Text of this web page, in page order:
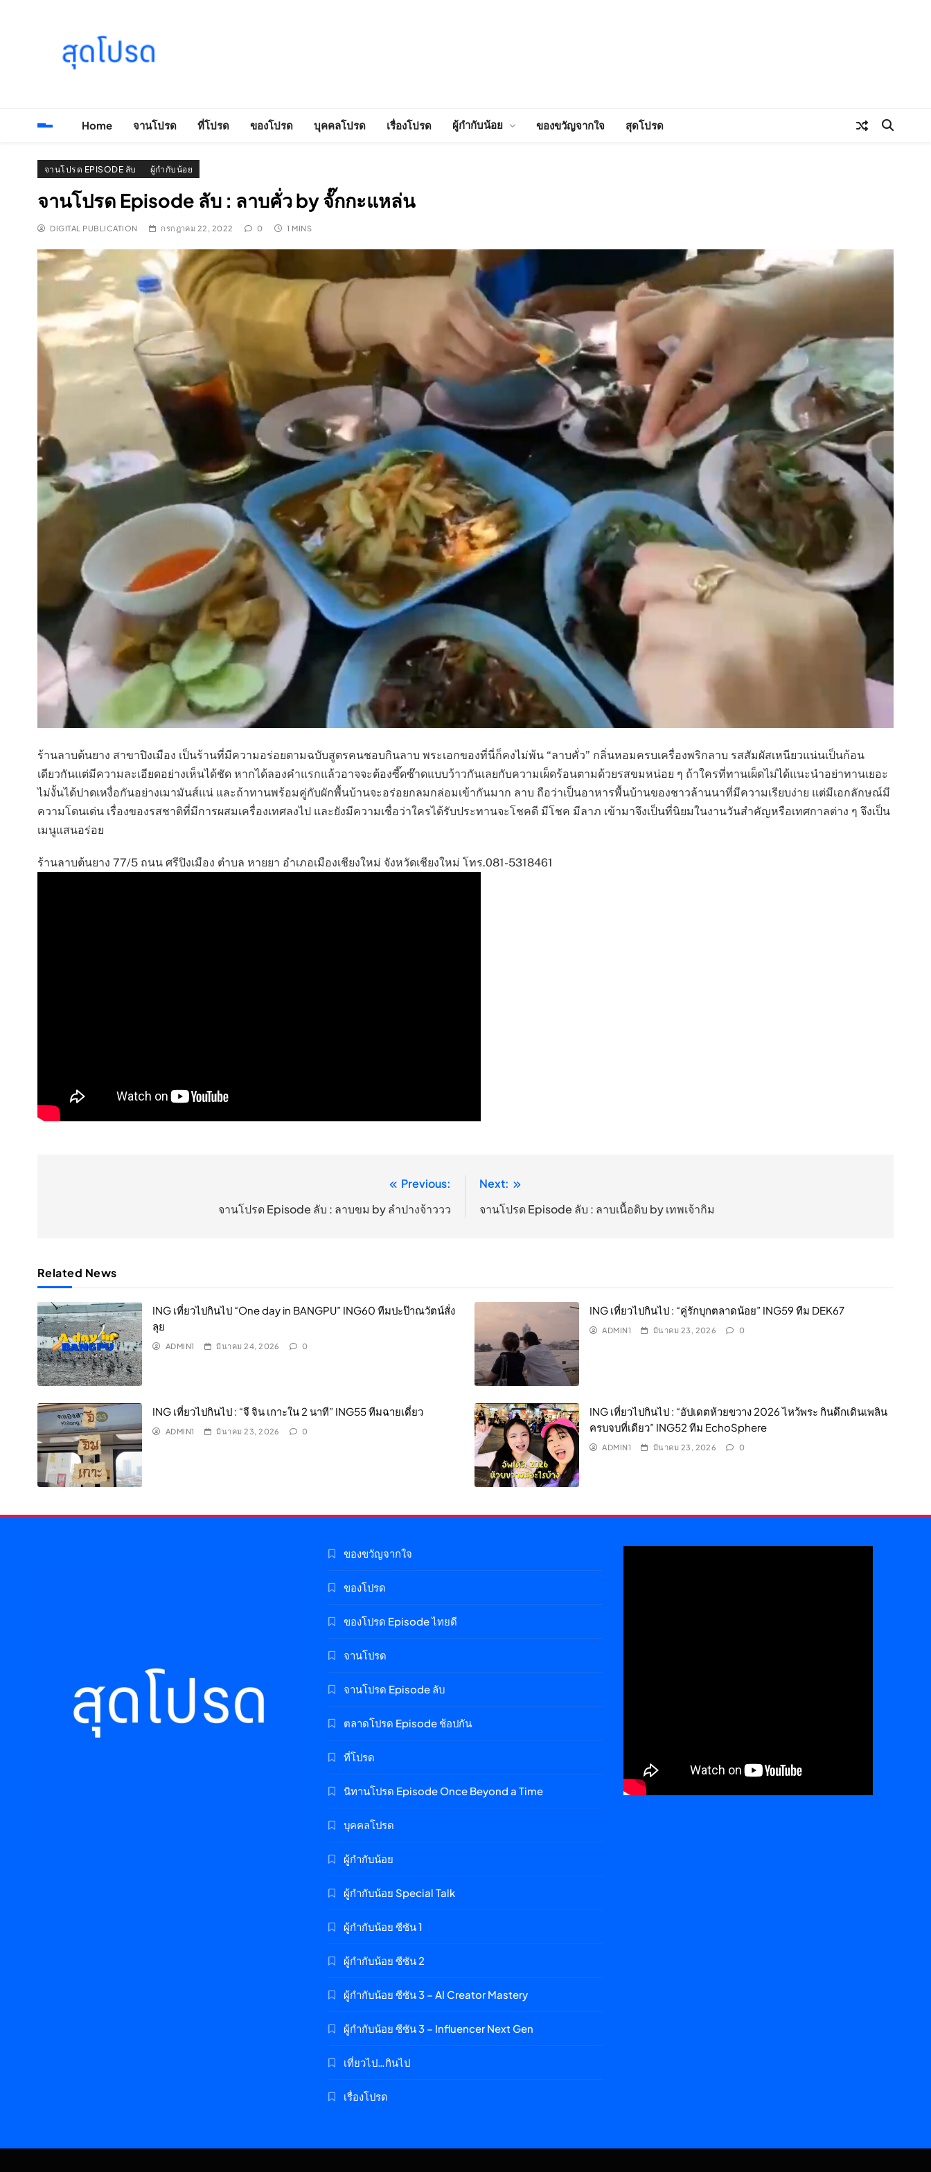
Home
จานโปรด ที่โปรด ของโปรด บุคคลโปรด เรื่องโปรด ผู้กำกับน้อย ของขวัญจากใจ สุดโปรด
จานโปรด EPISODE ลับ ผู้กำกับน้อย
จานโปรด Episode ลับ : ลาบคั่ว by จั๊กกะแหล่น
DIGITAL PUBLICATION กรกฎาคม 22, 2022 0 1 MINS
ร้านลาบต้นยาง สาขาปิงเมือง เป็นร้านที่มีความอร่อยตามฉบับสูตรคนชอบกินลาบ พระเอกของที่นี่ก็คงไม่พ้น “ลาบคั่ว” กลิ่นหอมครบเครื่องพริกลาบ รสสัมผัสเหนียวแน่นเป็นก้อน
เดียวกันแต่มีความละเอียดอย่างเห็นได้ชัด หากได้ลองคำแรกแล้วอาจจะต้องซี๊ดซ๊าดแบบว้าวกันเลยกับความเผ็ดร้อนตามด้วยรสขมหน่อย ๆ ถ้าใครที่ทานเผ็ดไม่ได้แนะนำอย่าทานเยอะ
ไม่งั้นได้ปาดเหงื่อกันอย่างเมามันส์แน่ และถ้าทานพร้อมคู่กับผักพื้นบ้านจะอร่อยกลมกล่อมเข้ากันมาก ลาบ ถือว่าเป็นอาหารพื้นบ้านของชาวล้านนาที่มีความเรียบง่าย แต่มีเอกลักษณ์​มี
ความโดนเด่น เรื่องของรสชาติที่มีการผสมเครื่องเทศลงไป และยังมีความเชื่อว่าใครได้รับประทานจะโชคดี มีโชค มีลาภ เข้ามาจึงเป็นที่นิยมในงานวันสำคัญ​หรือเทศกาลต่าง ๆ จึงเป็น
เมนูแสนอร่อย
ร้านลาบต้นยาง 77/5 ถนน ศรีปิงเมือง ตำบล หายยา อำเภอเมืองเชียงใหม่ จังหวัดเชียงใหม่ โทร.081-5318461
Previous:
จานโปรด Episode ลับ : ลาบขม by ลำปางจ้าววว
Next:
จานโปรด Episode ลับ : ลาบเนื้อดิบ by เทพเจ้ากิม
Related News
ING เที่ยวไปกินไป “One day in BANGPU” ING60 ทีมปะป๊าณวัตน์สั่ง
ลุย
ADMIN1 มีนาคม 24, 2026 0
ING เที่ยวไปกินไป : “คู่รักบุกตลาดน้อย” ING59 ทีม DEK67
ADMIN1 มีนาคม 23, 2026 0
ING เที่ยวไปกินไป : “จี จิน เกาะใน 2 นาที” ING55 ทีมฉายเดี่ยว
ADMIN1 มีนาคม 23, 2026 0
ING เที่ยวไปกินไป : “อัปเดตห้วยขวาง 2026 ไหว้พระ กินดึกเดินเพลิน
ครบจบที่เดียว” ING52 ทีม EchoSphere
ADMIN1 มีนาคม 23, 2026 0
ของขวัญจากใจ
ของโปรด
ของโปรด Episode ไทยดี
จานโปรด
จานโปรด Episode ลับ
ตลาดโปรด Episode ช้อปกัน
ที่โปรด
นิทานโปรด Episode Once Beyond a Time
บุคคลโปรด
ผู้กำกับน้อย
ผู้กำกับน้อย Special Talk
ผู้กำกับน้อย ซีซัน 1
ผู้กำกับน้อย ซีซัน 2
ผู้กำกับน้อย ซีซัน 3 – AI Creator Mastery
ผู้กำกับน้อย ซีซัน 3 – Influencer Next Gen
เที่ยวไป…กินไป
เรื่องโปรด